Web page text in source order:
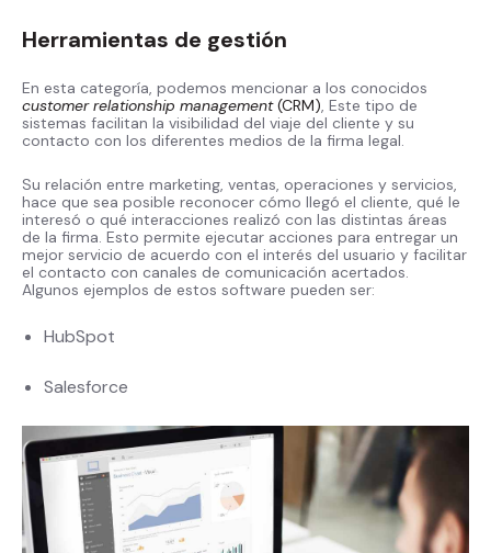
Herramientas de gestión
En esta categoría, podemos mencionar a los conocidos
customer relationship management(CRM) , Este tipo de
sistemas facilitan la visibilidad del viaje del cliente y su
contacto con los diferentes medios de la firma legal.
Su relación entre marketing, ventas, operaciones y servicios,
hace que sea posible reconocer cómo llegó el cliente, qué le
interesó o qué interacciones realizó con las distintas áreas
de la firma. Esto permite ejecutar acciones para entregar un
mejor servicio de acuerdo con el interés del usuario y facilitar
el contacto con canales de comunicación acertados.
Algunos ejemplos de estos software pueden ser:
HubSpot
Salesforce